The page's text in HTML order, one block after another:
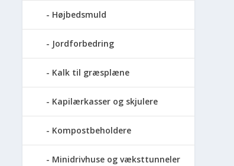
Højbedsmuld
Jordforbedring
Kalk til græsplæne
Kapilærkasser og skjulere
Kompostbeholdere
Minidrivhuse og væksttunneler